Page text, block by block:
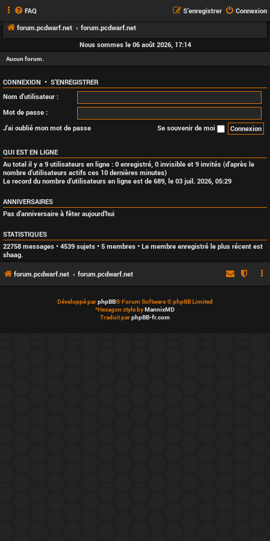
FAQ Connexion
S’enregistrer
forum.pcdwarf.net
forum.pcdwarf.net
Nous sommes le 06 août 2026, 17:14
Aucun forum.
CONNEXION • S’ENREGISTRER
Nom d’utilisateur :
Mot de passe :
J’ai oublié mon mot de passe
Se souvenir de moi
QUI EST EN LIGNE
Au total il y a 9 utilisateurs en ligne : 0 enregistré, 0 invisible et 9 invités (d’après le
nombre d’utilisateurs actifs ces 10 dernières minutes)
Le record du nombre d’utilisateurs en ligne est de 689 , le 03 juil. 2026, 05:29
ANNIVERSAIRES
Pas d’anniversaire à fêter aujourd’hui
STATISTIQUES
22758 messages • 4539 sujets • 5 membres • Le membre enregistré le plus récent est
shaag.
forum.pcdwarf.net forum.pcdwarf.net
Développé parphpBB® Forum Software © phpBB Limited
*Hexagon style byMannixMD
Traduit parphpBB-fr.com